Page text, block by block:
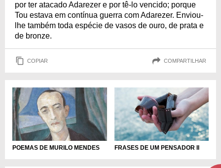
por ter atacado Adarezer e por tê-lo vencido; porque
Tou estava em contínua guerra com Adarezer. Enviou-
lhe também toda espécie de vasos de ouro, de prata e
de bronze.
COPIAR COMPARTILHAR
POEMAS DE MURILO MENDES FRASES DE UM PENSADOR II